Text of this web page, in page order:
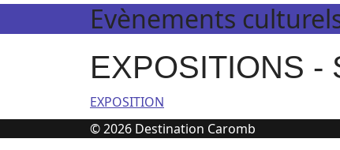
Evènements
EXPOSITIONS -
EXPOSITION
© 2026 Destination Caromb